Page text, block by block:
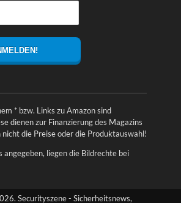
* bzw. Links zu Amazon sind
dienen zur Finanzierung des Magazins
nicht die Preise oder die Produktauswahl!
angegeben, liegen die Bildrechte bei
Securityszene - Sicherheitsnews,